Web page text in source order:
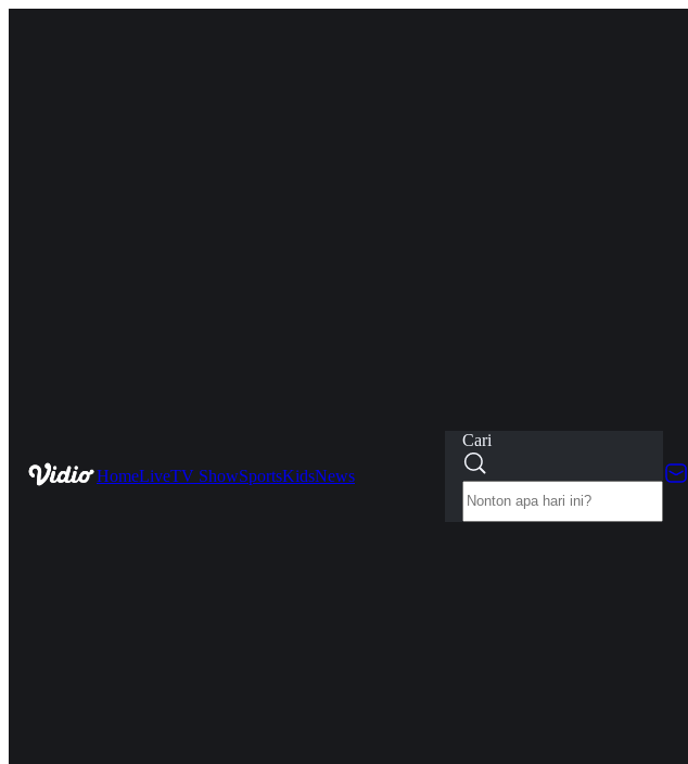
HomeLiveTV ShowSportsKidsNews
Cari